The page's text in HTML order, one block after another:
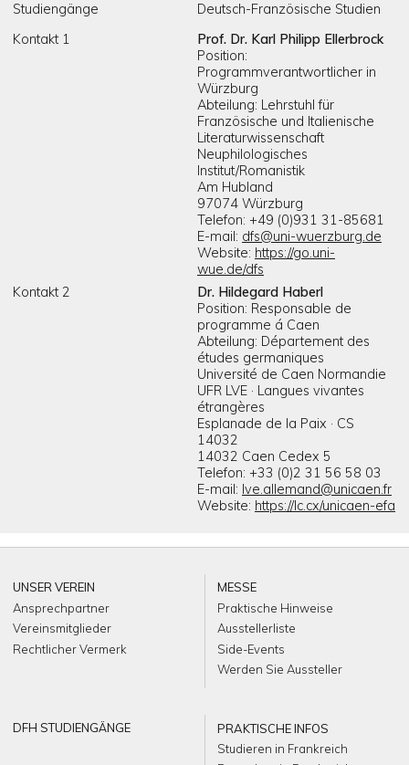
Studiengänge
Deutsch-Französische Studien
Kontakt 1
Prof. Dr. Karl Philipp Ellerbrock
Position:
Programmverantwortlicher in
Würzburg
Abteilung: Lehrstuhl für
Französische und Italienische
Literaturwissenschaft
Neuphilologisches
Institut/Romanistik
Am Hubland
97074 Würzburg
Telefon: +49 (0)931 31-85681
E-mail: dfs@uni-wuerzburg.de
Website: https://go.uni-
wue.de/dfs
Kontakt 2
Dr. Hildegard Haberl
Position: Responsable de
programme á Caen
Abteilung: Département des
études germaniques
Université de Caen Normandie
UFR LVE · Langues vivantes
étrangères
Esplanade de la Paix · CS
14032
14032 Caen Cedex 5
Telefon: +33 (0)2 31 56 58 03
E-mail: lve.allemand@unicaen.fr
Website: https://lc.cx/unicaen-efa
UNSER VEREIN
Ansprechpartner
Vereinsmitglieder
Rechtlicher Vermerk
MESSE
Praktische Hinweise
Ausstellerliste
Side-Events
Werden Sie Aussteller
DFH STUDIENGÄNGE
PRAKTISCHE INFOS
Studieren in Frankreich